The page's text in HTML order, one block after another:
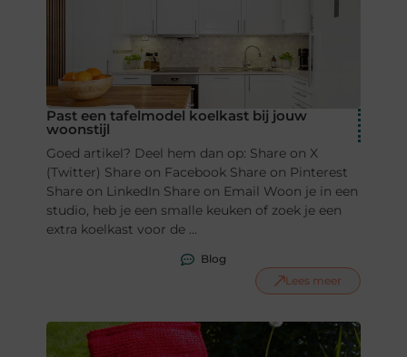
Past een tafelmodel koelkast bij jouw
woonstijl
Goed artikel? Deel hem dan op: Share on X
(Twitter) Share on Facebook Share on Pinterest
Share on LinkedIn Share on Email Woon je in een
studio, heb je een smalle keuken of zoek je een
extra koelkast voor de ...
Blog
Lees meer